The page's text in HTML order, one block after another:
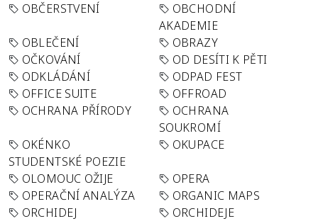
OBČERSTVENÍ
OBCHODNÍ
AKADEMIE
OBLEČENÍ
OBRAZY
OČKOVÁNÍ
OD DESÍTI K PĚTI
ODKLÁDÁNÍ
ODPAD FEST
OFFICE SUITE
OFFROAD
OCHRANA PŘÍRODY
OCHRANA
SOUKROMÍ
OKÉNKO
STUDENTSKÉ POEZIE
OKUPACE
OLOMOUC OŽIJE
OPERA
OPERAČNÍ ANALÝZA
ORGANIC MAPS
ORCHIDEJ
ORCHIDEJE